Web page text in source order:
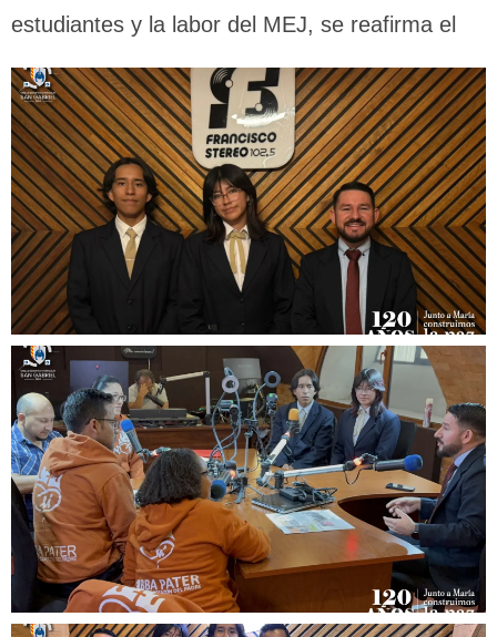
estudiantes y la labor del MEJ, se reafirma el